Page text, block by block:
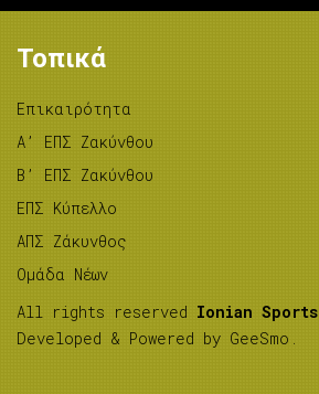
Τοπικά
Επικαιρότητα
A’ ΕΠΣ Ζακύνθου
B’ ΕΠΣ Ζακύνθου
ΕΠΣ Κύπελλο
ΑΠΣ Ζάκυνθος
Ομάδα Νέων
All rights reserved Ionian Sports
Developed & Powered by GeeSmo .